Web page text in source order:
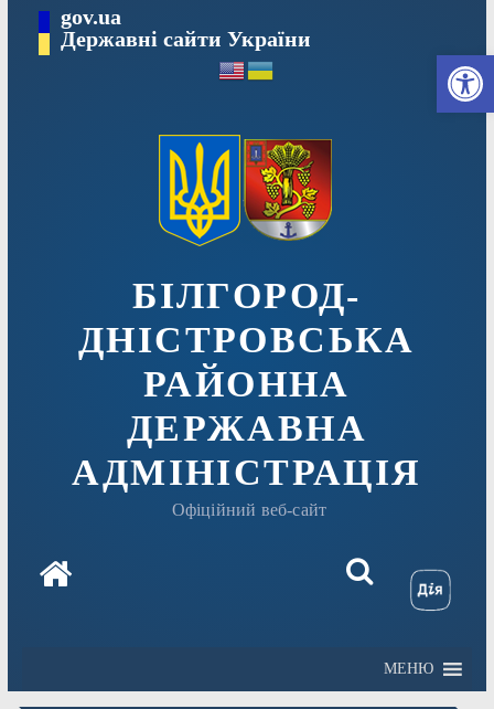
вмісту
gov.ua
Державні сайти України
БІЛГОРОД-
ДНІСТРОВСЬКА
РАЙОННА
ДЕРЖАВНА
АДМІНІСТРАЦІЯ
Офіційний веб-сайт
МЕНЮ